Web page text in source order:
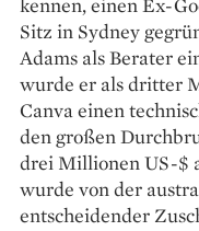
Sitz in Sydney
Adams als Berater
wurde er als dritter
Canva einen
den großen
drei Millionen US-$
wurde von der
entscheidender